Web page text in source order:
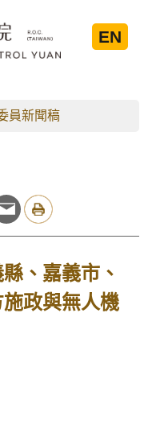
EN
員新聞稿
、嘉義市、
政與無人機